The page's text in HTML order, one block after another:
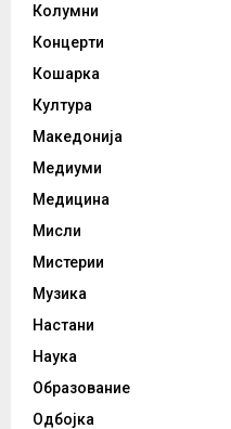
Колумни
Концерти
Кошарка
Култура
Македонија
Медиуми
Медицина
Мисли
Мистерии
Музика
Настани
Наука
Образование
Одбојка